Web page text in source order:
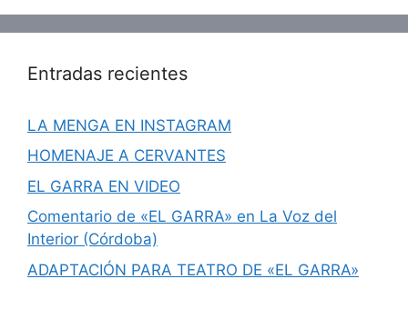
Entradas recientes
LA MENGA EN INSTAGRAM
HOMENAJE A CERVANTES
EL GARRA EN VIDEO
Comentario de «EL GARRA» en La Voz del
Interior (Córdoba)
ADAPTACIÓN PARA TEATRO DE «EL GARRA»